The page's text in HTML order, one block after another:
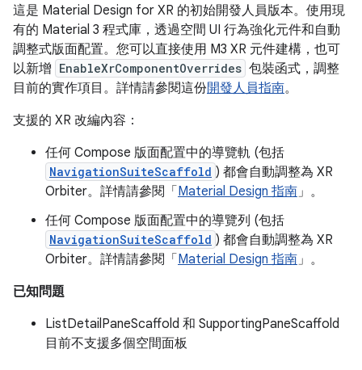
這是 Material Design for XR 的初始開發人員版本。使用現
有的 Material 3 程式庫，透過空間 UI 行為強化元件和自動
調整式版面配置。您可以直接使用 M3 XR 元件建構，也可
以新增 EnableXrComponentOverrides 包裝函式，調整
目前的實作項目。詳情請參閱這份開發人員指南。
支援的 XR 改編內容：
任何 Compose 版面配置中的導覽軌 (包括
NavigationSuiteScaffold ) 都會自動調整為 XR
Orbiter。詳情請參閱「 Material Design 指南」。
任何 Compose 版面配置中的導覽列 (包括
NavigationSuiteScaffold ) 都會自動調整為 XR
Orbiter。詳情請參閱「 Material Design 指南」。
已知問題
ListDetailPaneScaffold 和 SupportingPaneScaffold
目前不支援多個空間面板